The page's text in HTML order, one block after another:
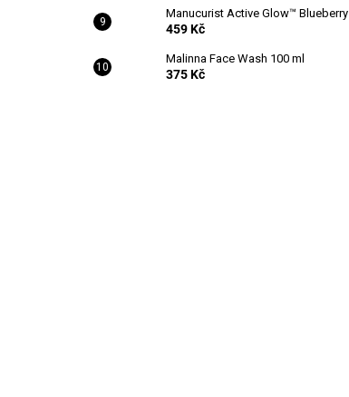
Manucurist Active Glow™ Blueberry
459 Kč
Malinna Face Wash 100 ml
375 Kč